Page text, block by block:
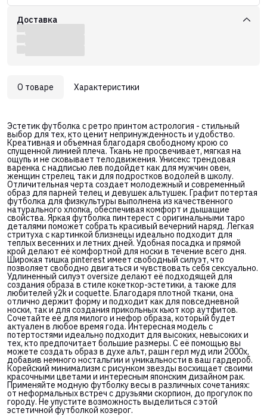
Доставка
О товаре Характеристики
Эстетик футболка с ретро принтом астрология - стильный
выбор для тех, кто ценит непринужденность и удобство.
Креативная и объемная благодаря свободному крою со
спущенной линией плеча. Ткань не просвечивает, мягкая на
ощупь и не сковывает телодвижения. Унисекс трендовая
варенка с надписью лев подойдет как для мужчин овен,
женщин стрелец так и для подростков водолей в школу.
Отличительная черта создает молодежный и современный
образ для парней телец и девушек альтушек. Графит потертая
футболка для физкультуры выполнена из качественного
натурального хлопка, обеспечивая комфорт и дышащие
свойства. Яркая футболка пинтерест с оригинальными таро
деталями поможет собрать красивый вечерний наряд. Легкая
стритуха с картинкой близнецы идеально подходит для
теплых весенних и летних дней. Удобная посадка и прямой
крой делают её комфортной для носки в течение всего дня.
Широкая тишка pinterest имеет свободный силуэт, что
позволяет свободно двигаться и чувствовать себя сексуально.
Удлиненный силуэт oversize делают её подходящей для
создания образа в стиле кокеткор-эстетики, а также для
любителей y2k и coquette. Благодаря плотной ткани, она
отлично держит форму и подходит как для повседневной
носки, так и для создания прикольных кьют кор аутфитов.
Сочетайте её для милого и нефор образа, который будет
актуален в любое время года. Интересная модель с
потертостями идеально подходит для высоких, невысоких и
тех, кто предпочитает большие размеры. С её помощью вы
можете создать образ в духе альт, рашн герл муд или 2000х,
добавив немного ностальгии и уникальности в ваш гардероб.
Корейский минимализм с рисунком звезды восхищает своими
красочными цветами и интересным японским дизайном рак.
Применяйте модную футболку весы в различных сочетаниях:
от неформальных встреч с друзьями скорпион, до прогулок по
городу. Не упустите возможность выделиться с этой
эстетичной футболкой козерог.